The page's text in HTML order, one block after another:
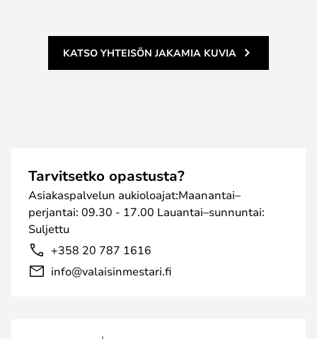
KATSO YHTEISÖN JAKAMIA KUVIA
Tarvitsetko opastusta?
Asiakaspalvelun aukioloajat:Maanantai–
perjantai: 09.30 - 17.00 Lauantai–sunnuntai:
Suljettu
+358 20 787 1616
info@valaisinmestari.fi